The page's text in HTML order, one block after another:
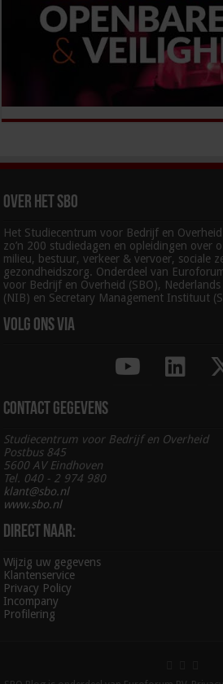
Over het SBO
Het Studiecentrum voor Bedrijf en
zo’n 200 studiedagen en opleidingen over
milieu, bestuur, verkeer & vervoer, sociale
gezondheidszorg. Onderdeel van
voor Bedrijf en Overheid (SBO),
(NIB) en Secretary Management Instituut
Volg ons via
Contact gegevens
Studiecentrum voor Bedrijf en Overheid
Postbus 845
5600 AV Eindhoven
Tel. 040 - 2 974 980
klant@sbo.nl
www.sbo.nl
Direct naar:
Wijzig uw gegevens
Klantenservice
Privacy Policy
Incompany
Profilering